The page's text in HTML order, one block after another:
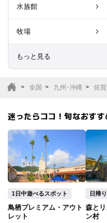
水族館
牧場
もっと見る
サファリパーク
キャンプ場
釣り
いちご狩り
全国 九州･沖縄 佐
迷ったらココ！旬なおす
1日中遊べるスポット
鳥栖プレミアム・アウト
レット
日帰り
森と
ン村